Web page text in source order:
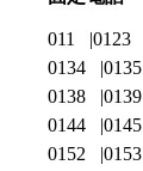
011 0123
0134
0135
0138
0139
0144
0145
0152
0153